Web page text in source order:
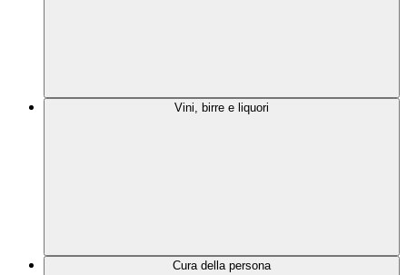
Vini, birre e liquori
Cura della persona